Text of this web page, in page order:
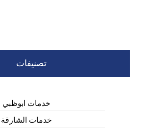
تصنيفات
خدمات ابوظبي
خدمات الشارقة